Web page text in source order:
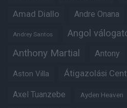
Amad Diallo Andre Onana
Andrey Santos Angol
Anthony Martial Antony
Aston Villa Átigazolási
Axel Tuanzebe Ayden Heaven